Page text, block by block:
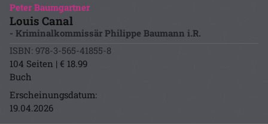
Peter Baumgartner
Louis Canal
- Kriminalkommissär Philippe Baumann i.R.
ISBN: 978-3-565-41855-8
104 Seiten | € 18.99
Buch
Erscheinungsdatum:
19.04.2026